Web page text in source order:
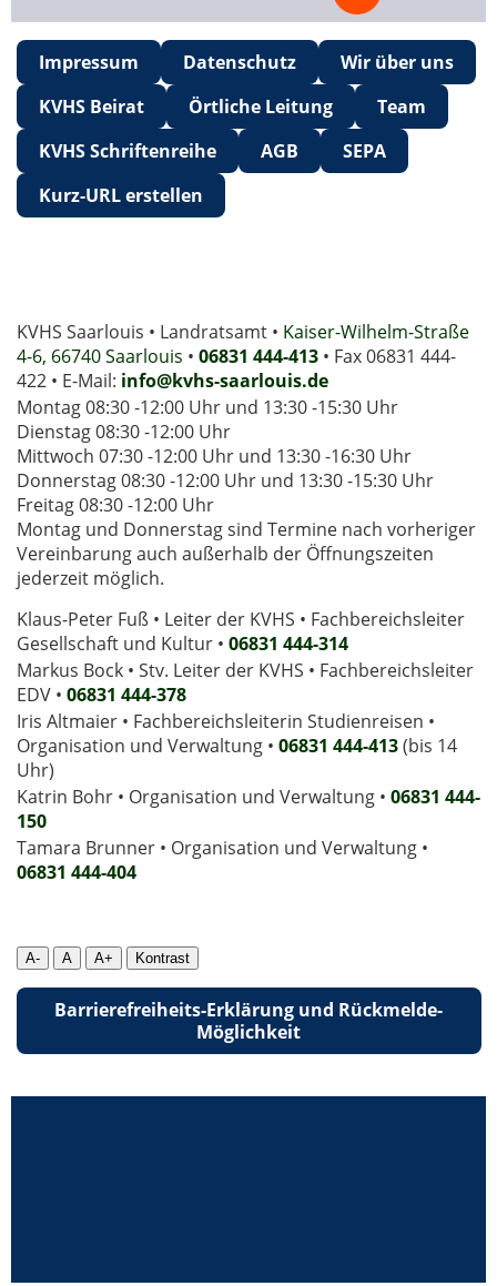
Impressum Datenschutz
Wir über uns
KVHS Beirat
Örtliche Leitung
Team
KVHS Schriftenreihe
AGB
SEPA
Kurz-URL erstellen
KVHS Saarlouis • Landratsamt • Kaiser-Wilhelm-Straße
4-6, 66740 Saarlouis • 06831 444-413• Fax 06831 444-
422 • E-Mail: info@kvhs-saarlouis.de
Montag 08:30 -12:00 Uhr und 13:30 -15:30 Uhr
Dienstag 08:30 -12:00 Uhr
Mittwoch 07:30 -12:00 Uhr und 13:30 -16:30 Uhr
Donnerstag 08:30 -12:00 Uhr und 13:30 -15:30 Uhr
Freitag 08:30 -12:00 Uhr
Montag und Donnerstag sind Termine nach vorheriger
Vereinbarung auch außerhalb der Öffnungszeiten
jederzeit möglich.
Klaus-Peter Fuß • Leiter der KVHS • Fachbereichsleiter
Gesellschaft und Kultur • 06831 444-314
Markus Bock • Stv. Leiter der KVHS • Fachbereichsleiter
EDV • 06831 444-378
Iris Altmaier • Fachbereichsleiterin Studienreisen •
Organisation und Verwaltung • 06831 444-413(bis 14
Uhr)
Katrin Bohr • Organisation und Verwaltung • 06831 444-
150
Tamara Brunner • Organisation und Verwaltung •
06831 444­-404
A- A A+ Kontrast
Barrierefreiheits-Erklärung und Rückmelde-
Möglichkeit